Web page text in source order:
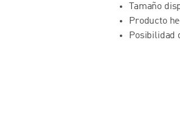
Tamaño
Producto
Posibilidad